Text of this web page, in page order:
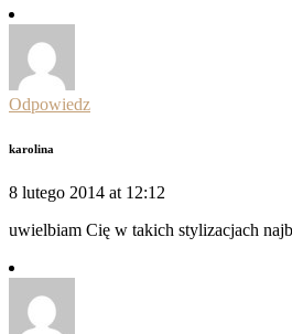
Odpowiedz
karolina
8 lutego 2014 at 12:12
uwielbiam Cię w takich stylizacjach